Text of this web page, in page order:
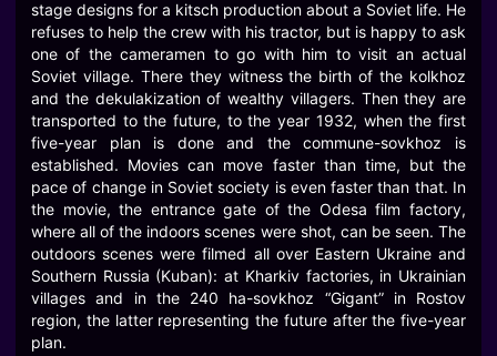
stage designs for a kitsch production about a Soviet life. He
refuses to help the crew with his tractor, but is happy to ask
one of the cameramen to go with him to visit an actual
Soviet village. There they witness the birth of the kolkhoz
and the dekulakization of wealthy villagers. Then they are
transported to the future, to the year 1932, when the first
five-year plan is done and the commune-sovkhoz is
established. Movies can move faster than time, but the
pace of change in Soviet society is even faster than that. In
the movie, the entrance gate of the Odesa film factory,
where all of the indoors scenes were shot, can be seen. The
outdoors scenes were filmed all over Eastern Ukraine and
Southern Russia (Kuban): at Kharkiv factories, in Ukrainian
villages and in the 240 ha-sovkhoz “Gigant” in Rostov
region, the latter representing the future after the five-year
plan.